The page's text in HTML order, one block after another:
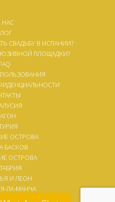
НАС
СВАДЬБУ В ИСПАНИИ?
ПЛОЩАДКИ?
FAQ
ОСТРОВА
БАСКОВ
ОСТРОВА
И ЛЕОН
ЛА-МАНЧА